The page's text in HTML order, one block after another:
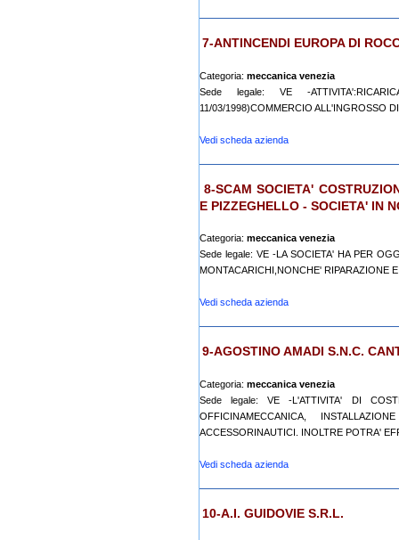
7-ANTINCENDI EUROPA DI
Categoria: meccanica venezia
Sede legale: VE -
11/03/1998)COMMERCIO ALL'INGROSSO
Vedi scheda azienda
8-SCAM SOCIETA'
E PIZZEGHELLO - SOCIETA' IN
Categoria: meccanica venezia
Sede legale: VE -LA SOCIETA' HA PER
MONTACARICHI,NONCHE' RIPARAZIONE
Vedi scheda azienda
9-AGOSTINO AMADI S.N.C.
Categoria: meccanica venezia
Sede legale: VE -L'ATTIVITA' DI
OFFICINAMECCANICA,
ACCESSORINAUTICI. INOLTRE POTRA'
Vedi scheda azienda
10-A.I. GUIDOVIE S.R.L.